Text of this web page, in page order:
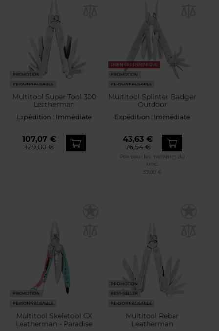
PROMOTION
PERSONNALISABLE
Multitool Super Tool 300
Leatherman
Expédition : Immédiate
107,07 €
129,00 €
DERNIÈRE DÉMARQUE
PROMOTION
PERSONNALISABLE
Multitool Splinter Badger
Outdoor
Expédition : Immédiate
43,63 €
76,54 €
Prix pour les membres du
MRC:
39,00 €
PROMOTION
PERSONNALISABLE
Multitool Skeletool CX
Leatherman - Paradise
PROMOTION
BEST-SELLER
PERSONNALISABLE
Multitool Rebar
Leatherman